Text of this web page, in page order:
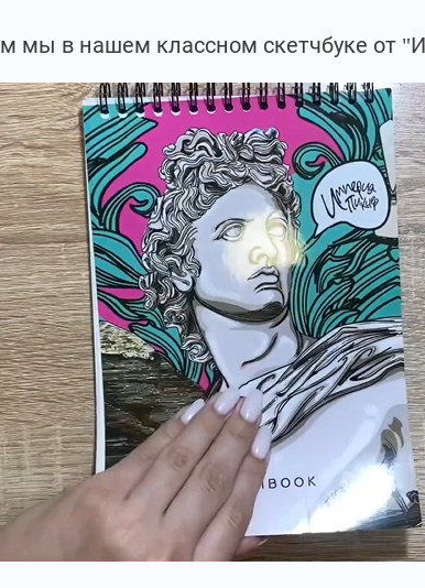
мы в нашем классном скетчбуке от